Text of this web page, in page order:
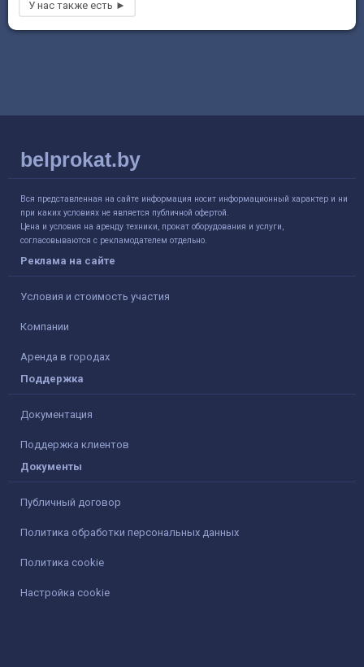
belprokat.by
Вся представленная на сайте информация носит информационный характер и ни
при каких условиях не является публичной офертой.
Цена и условия на аренду техники, прокат оборудования и услуги,
согласовываются с рекламодателем отдельно.
Реклама на сайте
Условия и стоимость участия
Компании
Аренда в городах
Поддержка
Документация
Поддержка клиентов
Документы
Публичный договор
Политика обработки персональных данных
Политика cookie
Настройка cookie